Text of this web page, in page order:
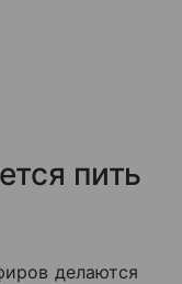
пить
делаются